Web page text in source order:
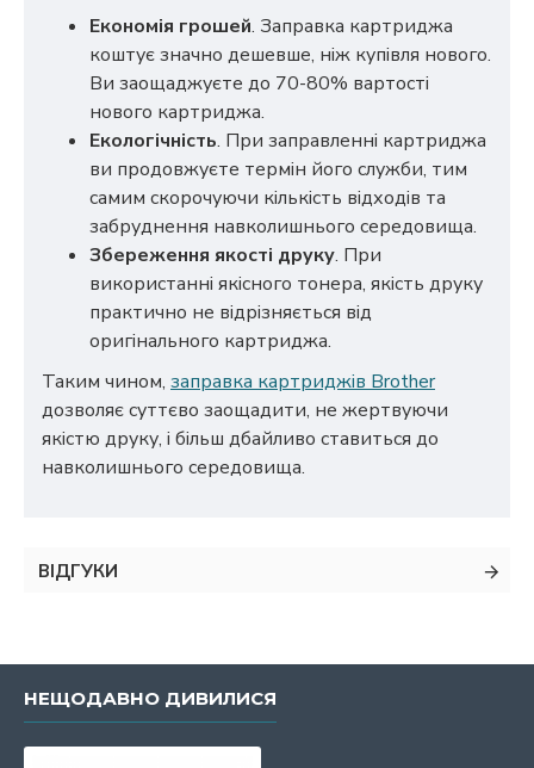
Економія грошей. Заправка картриджа
коштує значно дешевше, ніж купівля нового.
Ви заощаджуєте до 70-80% вартості
нового картриджа.
Екологічність. При заправленні картриджа
ви продовжуєте термін його служби, тим
самим скорочуючи кількість відходів та
забруднення навколишнього середовища.
Збереження якості друку. При
використанні якісного тонера, якість друку
практично не відрізняється від
оригінального картриджа.
Таким чином, заправка картриджів Brother
дозволяє суттєво заощадити, не жертвуючи
якістю друку, і більш дбайливо ставиться до
навколишнього середовища.
ВІДГУКИ
НЕЩОДАВНО ДИВИЛИСЯ